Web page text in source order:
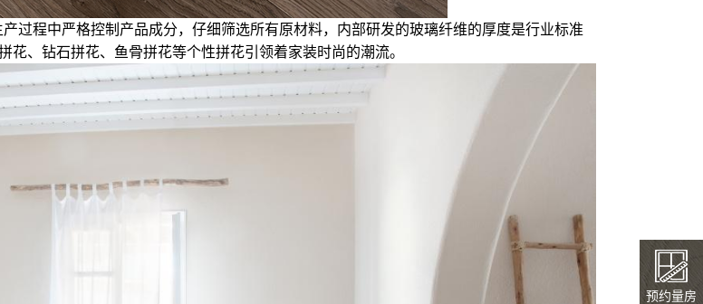
过程中严格控制产品成分，仔细筛选所有原材料，内部研发的玻璃纤维的厚度是行业标准
、钻石拼花、鱼骨拼花等个性拼花引领着家装时尚的潮流。
预约量房